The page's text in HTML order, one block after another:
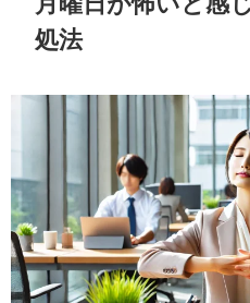
処法